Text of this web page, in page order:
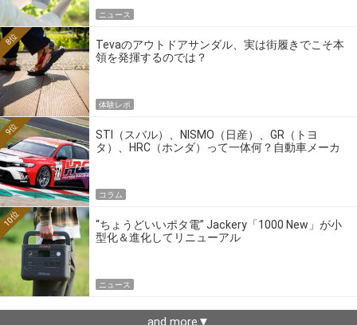
ニュース
Tevaのアウトドアサンダル、実は街履きでこそ本
領を発揮するのでは？
8位
体験レポ
STI（スバル）、NISMO（日産）、GR（トヨ
タ）、HRC（ホンダ）って一体何？自動車メーカ
9位
コラム
“ちょうどいいポタ電” Jackery「1000 New」が小
型化＆進化してリニューアル
10位
ニュース
and more▼